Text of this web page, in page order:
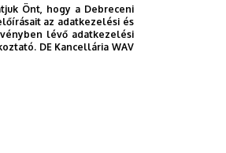
Önt, hogy a Debreceni
az adatkezelési és
lévő adatkezelési
DE Kancellária WAV